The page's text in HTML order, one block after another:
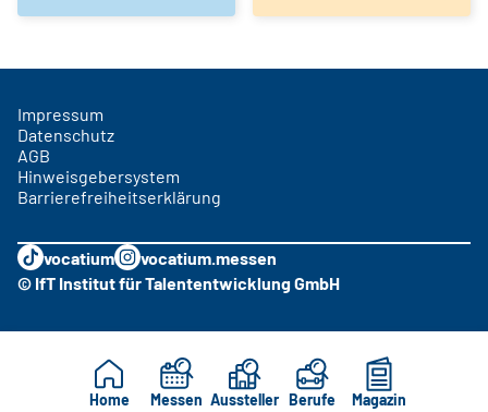
Home Messen Aussteller Berufe Magazin
Impressum
Datenschutz
AGB
Hinweisgebersystem
Barrierefreiheitserklärung
vocatium
vocatium.messen
© IfT Institut für Talententwicklung GmbH